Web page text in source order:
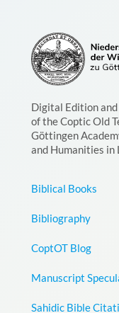
Digital Edition
of the Coptic Old
Göttingen
and Humanities in
Biblical Books
Bibliography
CoptOT Blog
Manuscript
Sahidic Bible